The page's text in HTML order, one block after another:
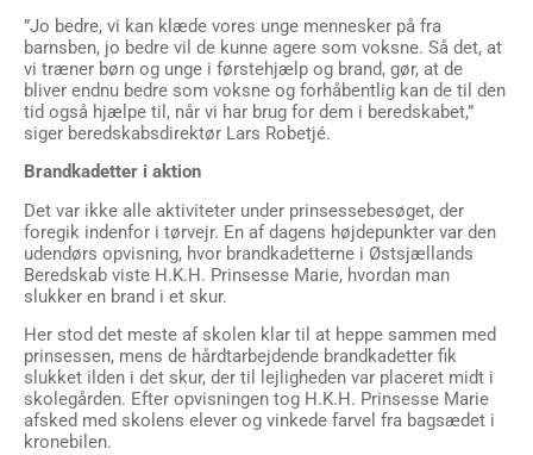
”Jo bedre, vi kan klæde vores unge mennesker på fra
barnsben, jo bedre vil de kunne agere som voksne. Så det, at
vi træner børn og unge i førstehjælp og brand, gør, at de
bliver endnu bedre som voksne og forhåbentlig kan de til den
tid også hjælpe til, når vi har brug for dem i beredskabet,”
siger beredskabsdirektør Lars Robetjé.
Brandkadetter i aktion
Det var ikke alle aktiviteter under prinsessebesøget, der
foregik indenfor i tørvejr. En af dagens højdepunkter var den
udendørs opvisning, hvor brandkadetterne i Østsjællands
Beredskab viste H.K.H. Prinsesse Marie, hvordan man
slukker en brand i et skur.
Her stod det meste af skolen klar til at heppe sammen med
prinsessen, mens de hårdtarbejdende brandkadetter fik
slukket ilden i det skur, der til lejligheden var placeret midt i
skolegården. Efter opvisningen tog H.K.H. Prinsesse Marie
afsked med skolens elever og vinkede farvel fra bagsædet i
kronebilen.